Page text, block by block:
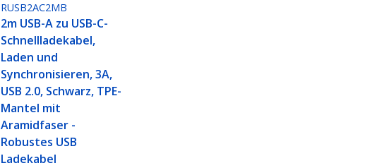
RUSB2AC2MB
2m USB-A zu USB-C-
Schnellladekabel,
Laden und
Synchronisieren, 3A,
USB 2.0, Schwarz, TPE-
Mantel mit
Aramidfaser -
Robustes USB
Ladekabel